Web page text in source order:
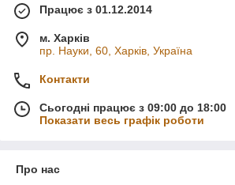
Працює з 01.12.2014
м. Харків
пр. Науки, 60, Харків, Україна
Контакти
Сьогодні працює з 09:00 до 18:00
Показати весь графік роботи
Про нас